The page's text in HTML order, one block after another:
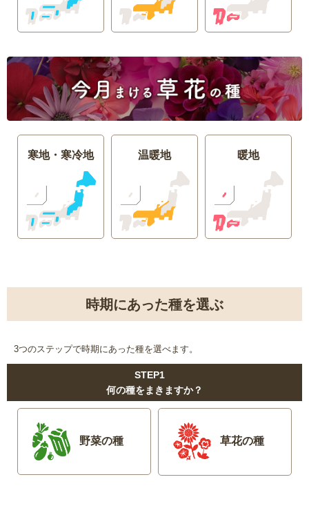
寒地・寒冷地 温暖地 暖地
時期にあった種を選ぶ
3つのステップで時期にあった種を選べます。
STEP1
何の種をまきますか？
野菜の種 草花の種